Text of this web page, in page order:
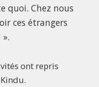
quoi. Chez nous
ces étrangers
ont repris